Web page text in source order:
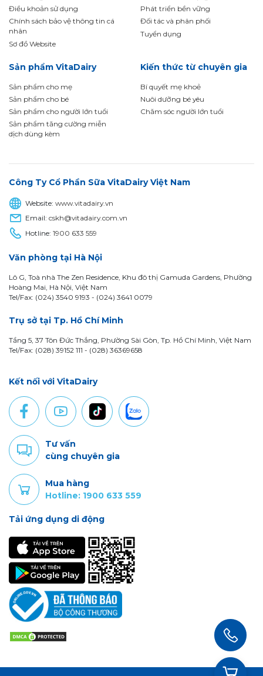
Điều khoản sử dụng
Chính sách bảo vệ thông tin cá
nhân
Sơ đồ Website
Phát triển bền vững
Đối tác và phân phối
Tuyển dụng
Sản phẩm VitaDairy
Sản phẩm cho mẹ
Sản phẩm cho bé
Sản phẩm cho người lớn tuổi
Sản phẩm tăng cường miễn
dịch dùng kèm
Kiến thức từ chuyên gia
Bí quyết mẹ khoẻ
Nuôi dưỡng bé yêu
Chăm sóc người lớn tuổi
Công Ty Cổ Phần Sữa VitaDairy Việt Nam
Website:www.vitadairy.vn
Email:cskh@vitadairy.com.vn
Hotline:1900 633 559
Văn phòng tại Hà Nội
Lô G, Toà nhà The Zen Residence, Khu đô thị Gamuda Gardens, Phường
Hoàng Mai, Hà Nội, Việt Nam
Tel/Fax: (024) 3540 9193 - (024) 3641 0079
Trụ sở tại Tp. Hồ Chí Minh
Tầng 5, 37 Tôn Đức Thắng, Phường Sài Gòn, Tp. Hồ Chí Minh, Việt Nam
Tel/Fax: (028) 39152 111 - (028) 36369658
Kết nối với VitaDairy
Tư vấn
cùng chuyên gia
Mua hàng
Hotline: 1900 633 559
Tải ứng dụng di động